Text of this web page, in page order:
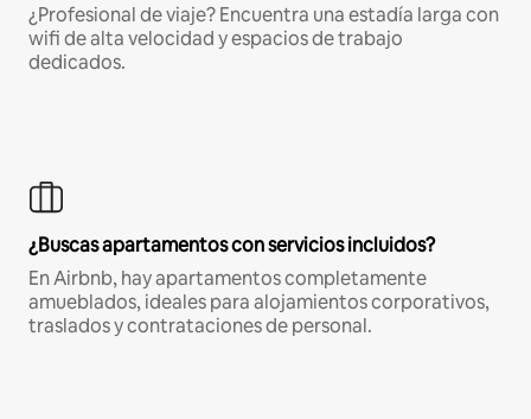
¿Profesional de viaje? Encuentra una estadía larga con
wifi de alta velocidad y espacios de trabajo
dedicados.
¿Buscas apartamentos con servicios incluidos?
En Airbnb, hay apartamentos completamente
amueblados, ideales para alojamientos corporativos,
traslados y contrataciones de personal.